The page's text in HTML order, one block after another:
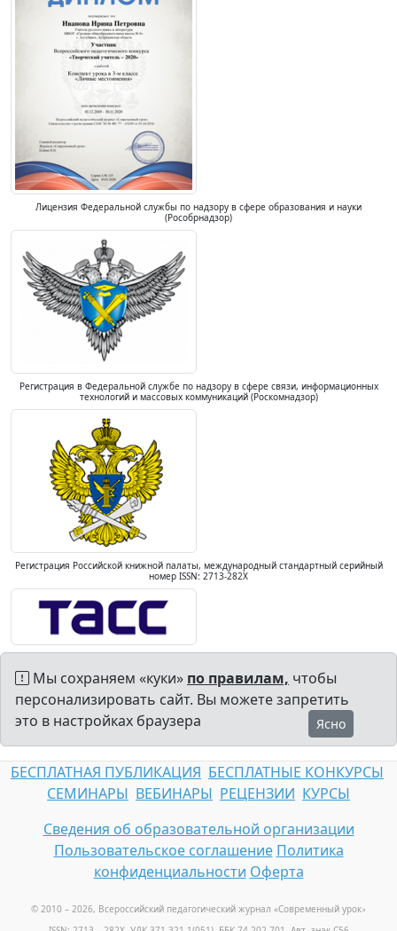
Лицензия Федеральной службы по надзору в сфере образования и науки
(Рособрнадзор)
Регистрация в Федеральной службе по надзору в сфере связи, информационных
технологий и массовых коммуникаций (Роскомнадзор)
Регистрация Российской книжной палаты, международный стандартный серийный
номер ISSN: 2713-282X
Мы сохраняем «куки» по правилам, чтобы
персонализировать сайт. Вы можете запретить
это в настройках браузера
Ясно
БЕСПЛАТНАЯ ПУБЛИКАЦИЯ БЕСПЛАТНЫЕ КОНКУРСЫ
СЕМИНАРЫ ВЕБИНАРЫ РЕЦЕНЗИИ КУРСЫ
Сведения об образовательной организации
Пользовательское соглашение Политика
конфиденциальности Оферта
© 2010 – 2026, Всероссийский педагогический журнал «Современный урок»